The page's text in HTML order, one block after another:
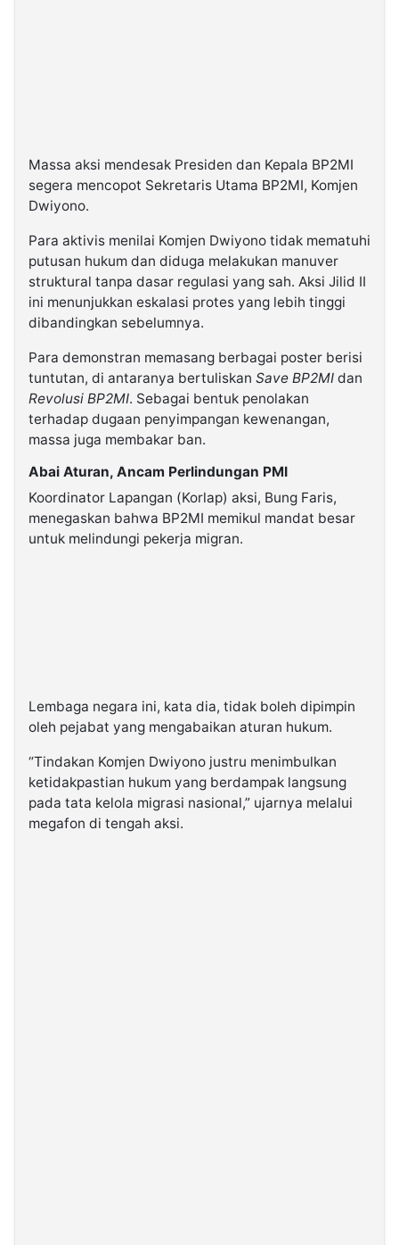
Massa aksi mendesak Presiden dan Kepala BP2MI
segera mencopot Sekretaris Utama BP2MI, Komjen
Dwiyono.
Para aktivis menilai Komjen Dwiyono tidak mematuhi
putusan hukum dan diduga melakukan manuver
struktural tanpa dasar regulasi yang sah. Aksi Jilid II
ini menunjukkan eskalasi protes yang lebih tinggi
dibandingkan sebelumnya.
Para demonstran memasang berbagai poster berisi
tuntutan, di antaranya bertuliskan Save BP2MI dan
Revolusi BP2MI. Sebagai bentuk penolakan
terhadap dugaan penyimpangan kewenangan,
massa juga membakar ban.
Abai Aturan, Ancam Perlindungan PMI
Koordinator Lapangan (Korlap) aksi, Bung Faris,
menegaskan bahwa BP2MI memikul mandat besar
untuk melindungi pekerja migran.
Lembaga negara ini, kata dia, tidak boleh dipimpin
oleh pejabat yang mengabaikan aturan hukum.
“Tindakan Komjen Dwiyono justru menimbulkan
ketidakpastian hukum yang berdampak langsung
pada tata kelola migrasi nasional,” ujarnya melalui
megafon di tengah aksi.